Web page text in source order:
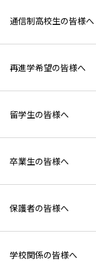
通信制高校生の皆様へ
再進学希望の皆様へ
留学生の皆様へ
卒業生の皆様へ
保護者の皆様へ
学校関係の皆様へ